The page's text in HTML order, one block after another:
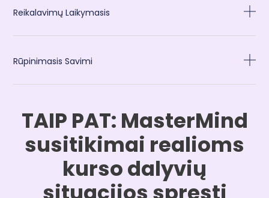
Reikalavimų Laikymasis
Rūpinimasis Savimi
TAIP PAT: MasterMind
susitikimai realioms
kurso dalyvių